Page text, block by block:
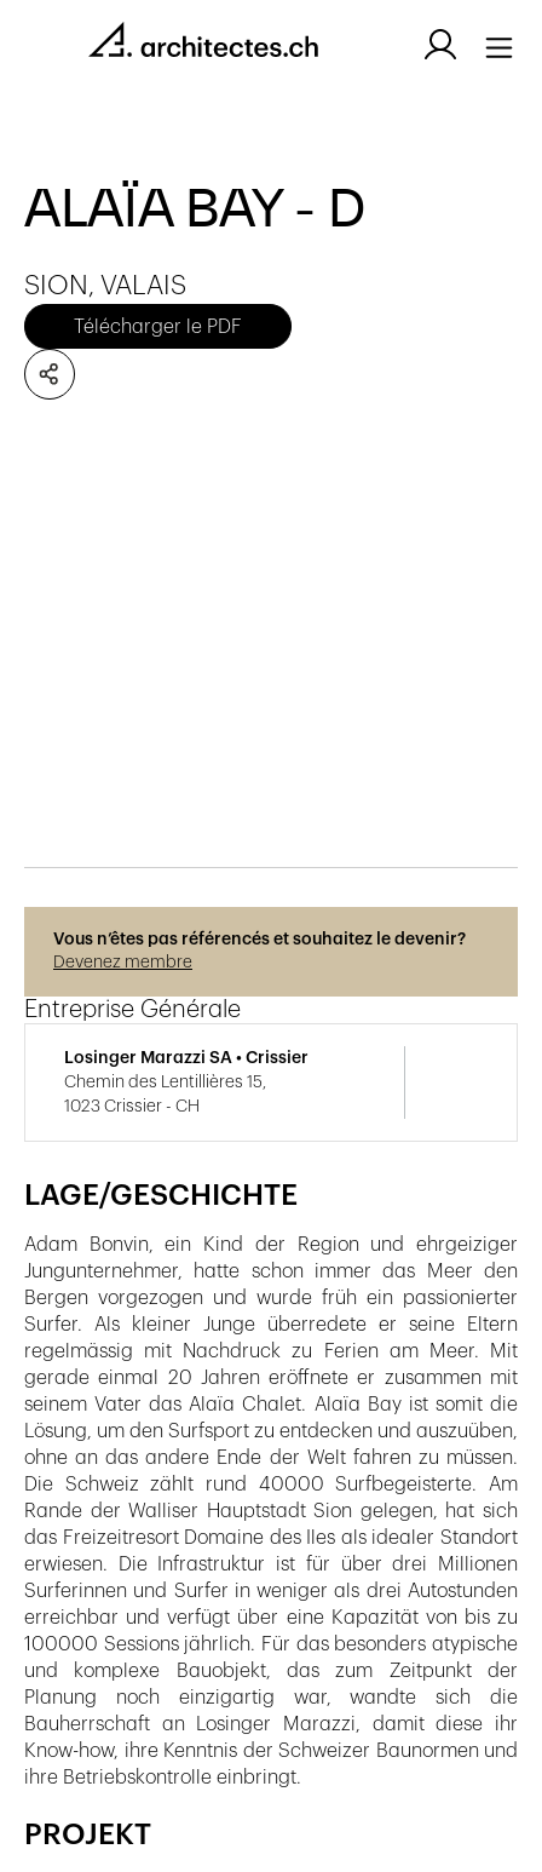
ALAÏA BAY - D
SION, VALAIS
Télécharger le PDF
LAGE/GESCHICHTE
Adam Bonvin, ein Kind der Region und ehrgeiziger
Jungunternehmer, hatte schon immer das Meer den
Bergen vorgezogen und wurde früh ein passionierter
Surfer. Als kleiner Junge überredete er seine Eltern
regelmässig mit Nachdruck zu Ferien am Meer. Mit
gerade einmal 20 Jahren eröffnete er zusammen mit
seinem Vater das Alaïa Chalet. Alaïa Bay ist somit die
Lösung, um den Surfsport zu entdecken und auszuüben,
ohne an das andere Ende der Welt fahren zu müssen.
Die Schweiz zählt rund 40000 Surfbegeisterte. Am
Rande der Walliser Hauptstadt Sion gelegen, hat sich
das Freizeitresort Domaine des Iles als idealer Standort
erwiesen. Die Infrastruktur ist für über drei Millionen
Surferinnen und Surfer in weniger als drei Autostunden
erreichbar und verfügt über eine Kapazität von bis zu
100000 Sessions jährlich. Für das besonders atypische
und komplexe Bauobjekt, das zum Zeitpunkt der
Planung noch einzigartig war, wandte sich die
Bauherrschaft an Losinger Marazzi, damit diese ihr
Know-how, ihre Kenntnis der Schweizer Baunormen und
ihre Betriebskontrolle einbringt.
PROJEKT
Vous n’êtes pas référencés et souhaitez le devenir?
Devenez membre
Entreprise Générale
Losinger Marazzi SA • Crissier
Chemin des Lentillières 15,
1023 Crissier - CH